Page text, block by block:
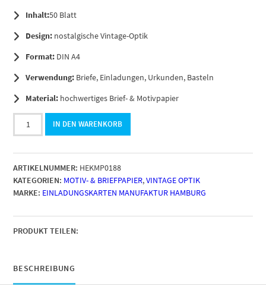
Inhalt:50 Blatt
Design: nostalgische Vintage-Optik
Format: DIN A4
Verwendung: Briefe, Einladungen, Urkunden, Basteln
Material: hochwertiges Brief- & Motivpapier
50
Blatt
DIN
A4,
Motiv
Spachtel
Vintage
Look
beidseitig
bedruckt
IN DEN WARENKORB
ARTIKELNUMMER: HEKMP0188
KATEGORIEN: MOTIV- & BRIEFPAPIER,VINTAGE OPTIK
MARKE: EINLADUNGSKARTEN MANUFAKTUR HAMBURG
PRODUKT TEILEN:
BESCHREIBUNG